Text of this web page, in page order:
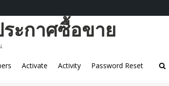
ะกาศซื้อขาย
Activate Activity Password Reset